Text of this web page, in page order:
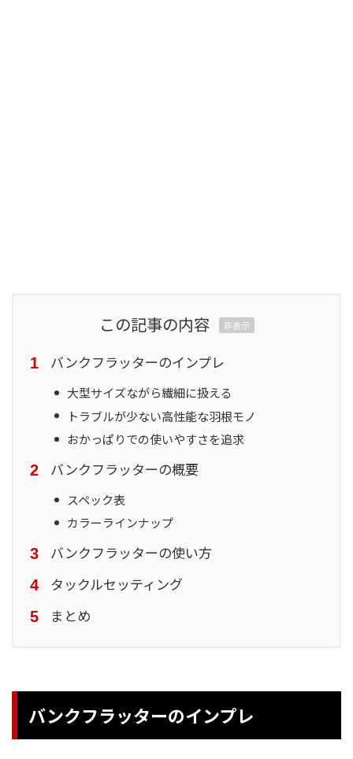
この記事の内容 非表示
バンクフラッターのインプレ
大型サイズながら繊細に扱える
トラブルが少ない高性能な羽根モノ
おかっぱりでの使いやすさを追求
バンクフラッターの概要
スペック表
カラーラインナップ
バンクフラッターの使い方
タックルセッティング
まとめ
バンクフラッターのインプレ